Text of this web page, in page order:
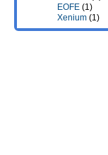
EOFE (1)
Xenium (1)